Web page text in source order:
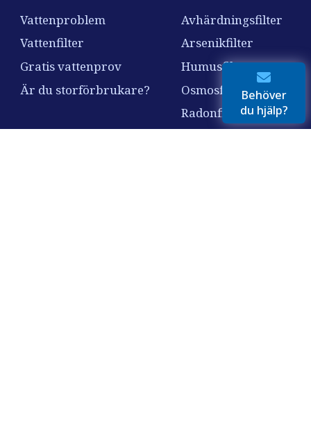
Vattenproblem
Vattenfilter
Gratis vattenprov
Är du storförbrukare?
Avhärdningsfilter
Arsenikfilter
Humusfilter
Osmosfilter
Radonfilter
Behöver
du hjälp?